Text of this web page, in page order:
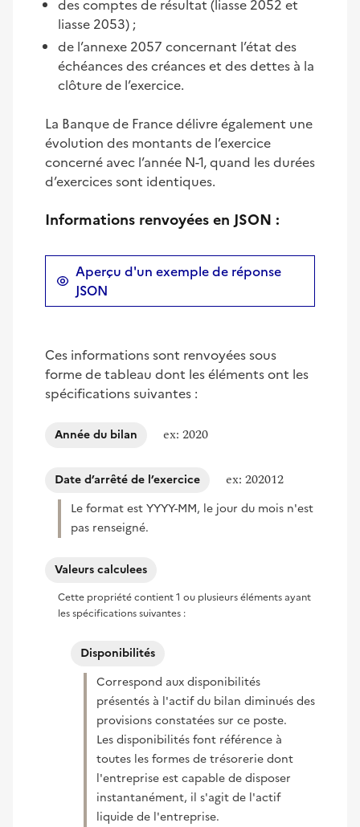
des comptes de résultat (liasse 2052 et
liasse 2053) ;
de l’annexe 2057 concernant l’état des
échéances des créances et des dettes à la
clôture de l’exercice.
La Banque de France délivre également une
évolution des montants de l’exercice
concerné avec l’année N-1, quand les durées
d’exercices sont identiques.
Informations renvoyées en JSON :
Aperçu d'un exemple de réponse
JSON
Ces informations sont renvoyées sous
forme de tableau dont les éléments ont les
spécifications suivantes :
Année du bilan ex: 2020
Date d’arrêté de l’exercice ex: 202012
Le format est YYYY-MM, le jour du mois n'est
pas renseigné.
Valeurs calculees
Cette propriété contient 1 ou plusieurs éléments ayant
les spécifications suivantes :
Disponibilités
Correspond aux disponibilités
présentés à l'actif du bilan diminués des
provisions constatées sur ce poste.
Les disponibilités font référence à
toutes les formes de trésorerie dont
l'entreprise est capable de disposer
instantanément, il s'agit de l'actif
liquide de l'entreprise.